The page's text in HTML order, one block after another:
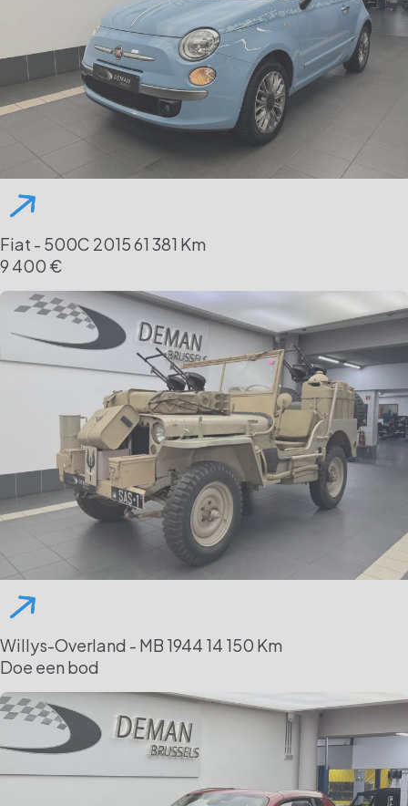
Fiat - 500C 201561 381 Km
9 400 €
Willys-Overland - MB 1944 14 150 Km
Doe een bod